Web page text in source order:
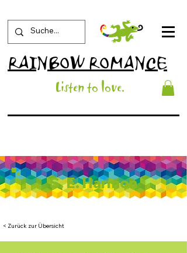
RAINBOW ROMANCE
Listen to love.
S. E. Harmon
< Zurück zur Übersicht